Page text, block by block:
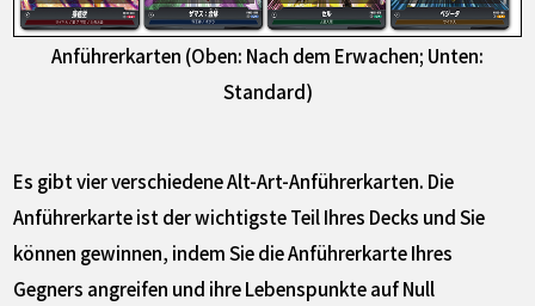
Anführerkarten (Oben: Nach dem Erwachen; Unten:
Standard)
Es gibt vier verschiedene Alt-Art-Anführerkarten. Die
Anführerkarte ist der wichtigste Teil Ihres Decks und Sie
können gewinnen, indem Sie die Anführerkarte Ihres
Gegners angreifen und ihre Lebenspunkte auf Null